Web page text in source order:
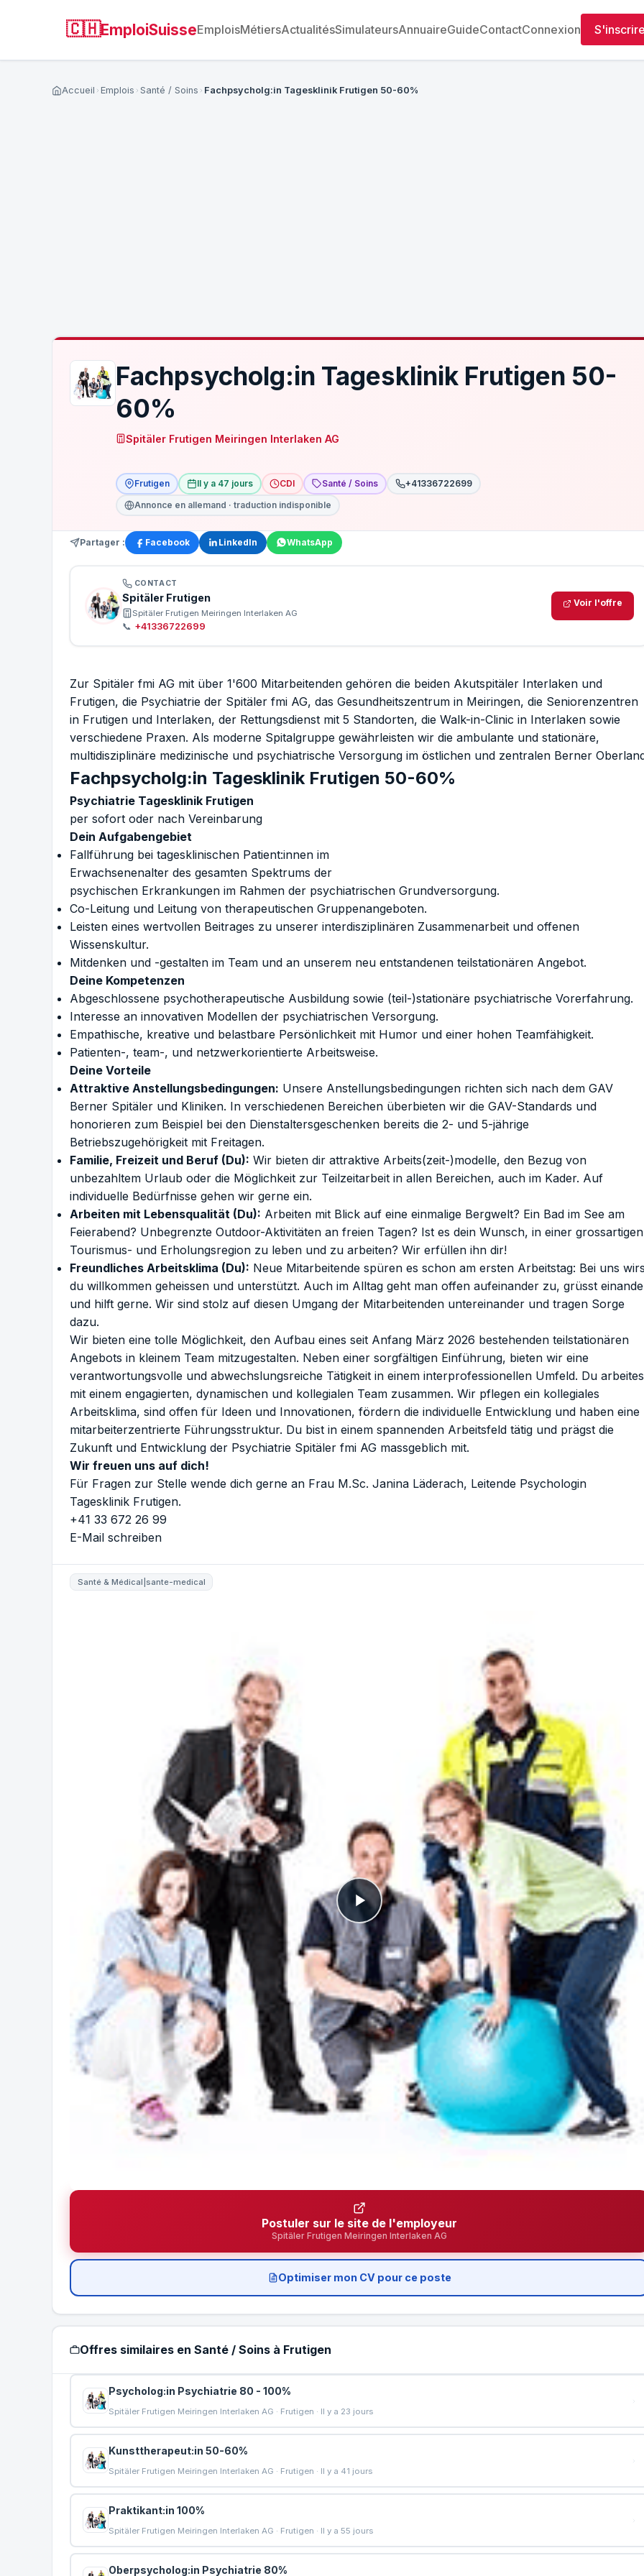
🇨🇭EmploiSuisseEmploisMétiersActualitésSimulateursAnnuaireGuideContactConnexion
Accueil Emplois Santé / Soins Fachpsycholg:in Tagesklinik Frutigen 50-60%
Fachpsycholg:in Tagesklinik Frutigen 50-
60%
Spitäler Frutigen Meiringen Interlaken AG
Frutigen Il y a 47 jours CDI Santé / Soins
+41336722699
Annonce en allemand · traduction indisponible
Partager : Facebook LinkedIn WhatsApp
CONTACT
Spitäler Frutigen
Spitäler Frutigen Meiringen Interlaken AG
📞 +41336722699
Voir l'offre
Zur Spitäler fmi AG mit über 1'600 Mitarbeitenden gehören die beiden Akutspitäler Interlaken und
Frutigen, die Psychiatrie der Spitäler fmi AG, das Gesundheitszentrum in Meiringen, die Seniorenzentren
in Frutigen und Interlaken, der Rettungsdienst mit 5 Standorten, die Walk-in-Clinic in Interlaken sowie
verschiedene Praxen. Als moderne Spitalgruppe gewährleisten wir die ambulante und stationäre,
multidisziplinäre medizinische und psychiatrische Versorgung im östlichen und zentralen Berner
Fachpsycholg:in Tagesklinik Frutigen 50-60%
Psychiatrie Tagesklinik Frutigen
per sofort oder nach Vereinbarung
Dein Aufgabengebiet
Fallführung bei tagesklinischen Patient:innen im
Erwachsenenalter des gesamten Spektrums der
psychischen Erkrankungen im Rahmen der psychiatrischen Grundversorgung.
Co-Leitung und Leitung von therapeutischen Gruppenangeboten.
Leisten eines wertvollen Beitrages zu unserer interdisziplinären Zusammenarbeit und offenen
Wissenskultur.
Mitdenken und -gestalten im Team und an unserem neu entstandenen teilstationären Angebot.
Deine Kompetenzen
Abgeschlossene psychotherapeutische Ausbildung sowie (teil-)stationäre psychiatrische Vorerfahrung.
Interesse an innovativen Modellen der psychiatrischen Versorgung.
Empathische, kreative und belastbare Persönlichkeit mit Humor und einer hohen Teamfähigkeit.
Patienten-, team-, und netzwerkorientierte Arbeitsweise.
Deine Vorteile
Attraktive Anstellungsbedingungen: Unsere Anstellungsbedingungen richten sich nach dem GAV
Berner Spitäler und Kliniken. In verschiedenen Bereichen überbieten wir die GAV-Standards und
honorieren zum Beispiel bei den Dienstaltersgeschenken bereits die 2- und 5-jährige
Betriebszugehörigkeit mit Freitagen.
Familie, Freizeit und Beruf (Du): Wir bieten dir attraktive Arbeits(zeit-)modelle, den Bezug von
unbezahltem Urlaub oder die Möglichkeit zur Teilzeitarbeit in allen Bereichen, auch im Kader. Auf
individuelle Bedürfnisse gehen wir gerne ein.
Arbeiten mit Lebensqualität (Du): Arbeiten mit Blick auf eine einmalige Bergwelt? Ein Bad im See am
Feierabend? Unbegrenzte Outdoor-Aktivitäten an freien Tagen? Ist es dein Wunsch, in einer grossartigen
Tourismus- und Erholungsregion zu leben und zu arbeiten? Wir erfüllen ihn dir!
Freundliches Arbeitsklima (Du): Neue Mitarbeitende spüren es schon am ersten Arbeitstag: Bei uns
du willkommen geheissen und unterstützt. Auch im Alltag geht man offen aufeinander zu, grüsst
und hilft gerne. Wir sind stolz auf diesen Umgang der Mitarbeitenden untereinander und tragen Sorge
dazu.
Wir bieten eine tolle Möglichkeit, den Aufbau eines seit Anfang März 2026 bestehenden teilstationären
Angebots in kleinem Team mitzugestalten. Neben einer sorgfältigen Einführung, bieten wir eine
verantwortungsvolle und abwechslungsreiche Tätigkeit in einem interprofessionellen Umfeld. Du
mit einem engagierten, dynamischen und kollegialen Team zusammen. Wir pflegen ein kollegiales
Arbeitsklima, sind offen für Ideen und Innovationen, fördern die individuelle Entwicklung und haben eine
mitarbeiterzentrierte Führungsstruktur. Du bist in einem spannenden Arbeitsfeld tätig und prägst die
Zukunft und Entwicklung der Psychiatrie Spitäler fmi AG massgeblich mit.
Wir freuen uns auf dich!
Für Fragen zur Stelle wende dich gerne an Frau M.Sc. Janina Läderach, Leitende Psychologin
Tagesklinik Frutigen.
+41 33 672 26 99
E-Mail schreiben
Santé & Médical|sante-medical
Postuler sur le site de l'employeur
Spitäler Frutigen Meiringen Interlaken AG
Optimiser mon CV pour ce poste
Offres similaires en Santé / Soins à Frutigen
Psycholog:in Psychiatrie 80 - 100%
Spitäler Frutigen Meiringen Interlaken AG · Frutigen · Il y a 23 jours
Kunsttherapeut:in 50-60%
Spitäler Frutigen Meiringen Interlaken AG · Frutigen · Il y a 41 jours
Praktikant:in 100%
Spitäler Frutigen Meiringen Interlaken AG · Frutigen · Il y a 55 jours
Oberpsycholog:in Psychiatrie 80%